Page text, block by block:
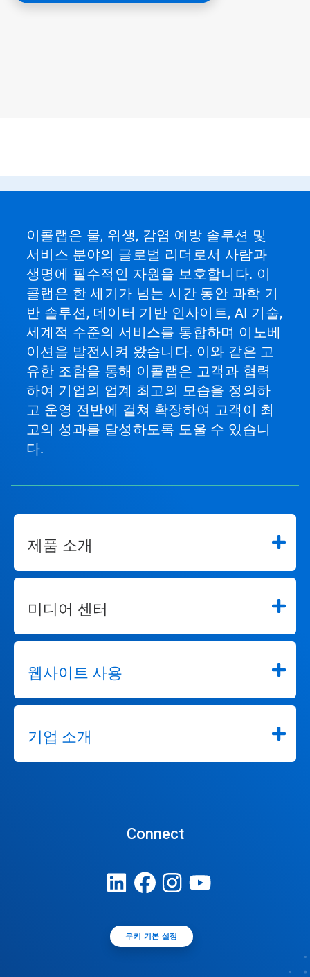
이콜랩은 물, 위생, 감염 예방 솔루션 및
서비스 분야의 글로벌 리더로서 사람과
생명에 필수적인 자원을 보호합니다. 이
콜랩은 한 세기가 넘는 시간 동안 과학 기
반 솔루션, 데이터 기반 인사이트, AI 기술,
세계적 수준의 서비스를 통합하며 이노베
이션을 발전시켜 왔습니다. 이와 같은 고
유한 조합을 통해 이콜랩은 고객과 협력
하여 기업의 업계 최고의 모습을 정의하
고 운영 전반에 걸쳐 확장하여 고객이 최
고의 성과를 달성하도록 도울 수 있습니
다.
제품 소개
미디어 센터
웹사이트 사용
기업 소개
Connect
쿠키 기본 설정